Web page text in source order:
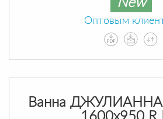
New
Оптовым
Ванна